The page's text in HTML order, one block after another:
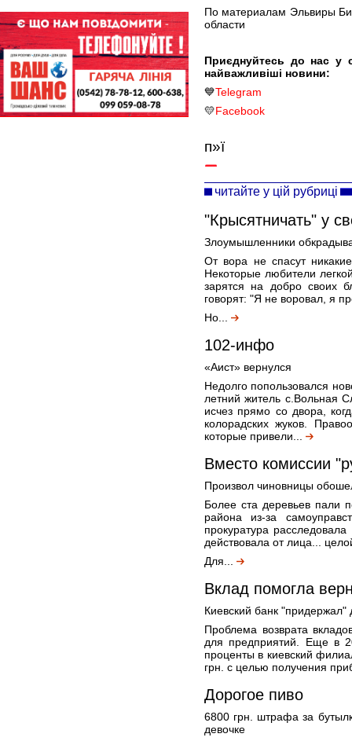
По материалам Эльвиры
области
Приєднуйтесь до нас у
найважливіші новини:
💙Telegram
💛Facebook
п»ї
читайте у цій рубриці
"Крысятничать" у
Злоумышленники
От вора не спасут
Некоторые любители
зарятся на добро своих
говорят: "Я не воровал, я
Но...
102-инфо
«Аист» вернулся
Недолго попользовался
летний житель с.Вольная
исчез прямо со двора,
колорадских жуков.
которые привели...
Вместо комиссии
Произвол чиновницы
Более ста деревьев пали
района из-за
прокуратура
действовала от лица...
Для...
Вклад помогла
Киевский банк "придержал"
Проблема возврата
для предприятий. Еще в
проценты в киевский
грн. с целью получения
Дорогое пиво
6800 грн. штрафа за
девочке